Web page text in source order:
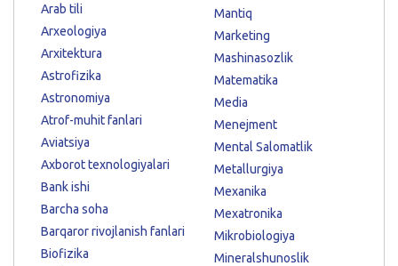
Arab tili
Arxeologiya
Arxitektura
Astrofizika
Astronomiya
Atrof-muhit fanlari
Aviatsiya
Axborot texnologiyalari
Bank ishi
Barcha soha
Barqaror rivojlanish fanlari
Biofizika
Mantiq
Marketing
Mashinasozlik
Matematika
Media
Menejment
Mental Salomatlik
Metallurgiya
Mexanika
Mexatronika
Mikrobiologiya
Mineralshunoslik